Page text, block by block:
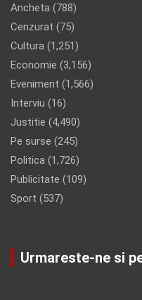
Ancheta (788)
Cenzurat (75)
Cultura (1,251)
Economie (3,156)
Eveniment (1,566)
Interviu (16)
Justitie (4,490)
Pe surse (245)
Politica (1,726)
Publicitate (109)
Sport (537)
Urmareste-ne si